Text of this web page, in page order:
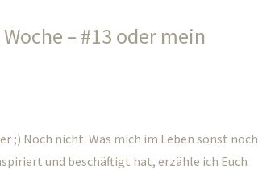
– #13 oder mein
;) Noch nicht. Was mich im Leben sonst noch
und beschäftigt hat, erzähle ich Euch